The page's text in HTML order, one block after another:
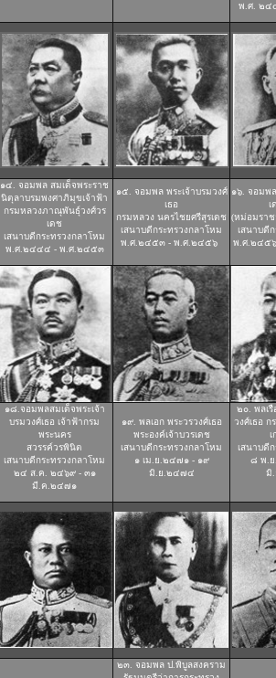
พ.ศ. ๒๔
๑๔. จอมพล สมเด็จพระราช
นิตุลาบรมพงศาภิมุขเจ้าฟ้า
กรมหลวงภาณุพันธุ์วงศ์วร
เดช
เสนาบดีกระทรวงกลาโหม
พ.ศ.๒๔๔๔ - พ.ศ.๒๔๕๓
๑๕. จอมพล พระเจ้าบรมวงศ์
เธอ
กรมหลวง นครไชยศรีสุรเดช
เสนาบดีกระทรวงกลาโหม
พ.ศ.๒๔๕๓ - พ.ศ.๒๔๕๖
๑๖. จอมพ
(หม่อมรา
เสนาบดี
พ.ศ.๒๔๕
๑๘.จอมพลสมเด็จพระเจ้า
บรมวงศ์เธอ เจ้าฟ้ากรม
พระนคร
สวรรค์วรพินิต
เสนาบดีกระทรวงกลาโหม
๒๔ ส.ค. ๒๔๖๙ - ๓๑
มี.ค.๒๔๗๑
๑๙. พลเอก พระวรวงศ์เธอ
พระองค์เจ้าบวรเดช
เสนาบดีกระทรวงกลาโหม
๑ เม.ย.๒๔๗๑ - ๑๙
มิ.ย.๒๔๗๔
๒๐. พลเรื
วงศ์เธอ
เสนาบดี
๘ พ.
มิ
๒๓. จอมพล ป.พิบูลสงคราม